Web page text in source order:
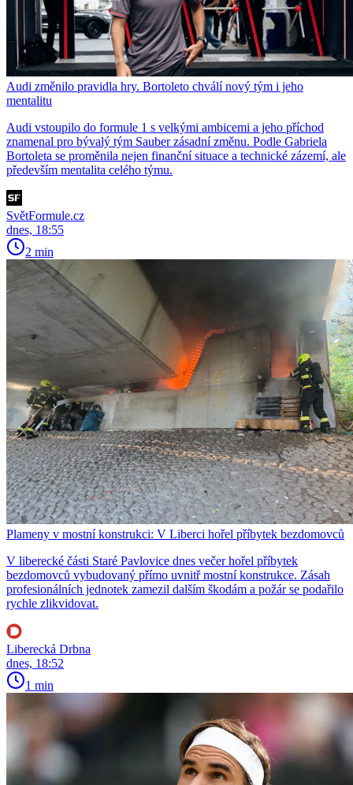
Audi změnilo pravidla hry. Bortoleto chválí nový tým i jeho
mentalitu
Audi vstoupilo do formule 1 s velkými ambicemi a jeho příchod
znamenal pro bývalý tým Sauber zásadní změnu. Podle Gabriela
Bortoleta se proměnila nejen finanční situace a technické zázemí, ale
především mentalita celého týmu.
SvětFormule.cz
dnes, 18:55
2 min
Plameny v mostní konstrukci: V Liberci hořel příbytek bezdomovců
V liberecké části Staré Pavlovice dnes večer hořel příbytek
bezdomovců vybudovaný přímo uvnitř mostní konstrukce. Zásah
profesionálních jednotek zamezil dalším škodám a požár se podařilo
rychle zlikvidovat.
Liberecká Drbna
dnes, 18:52
1 min